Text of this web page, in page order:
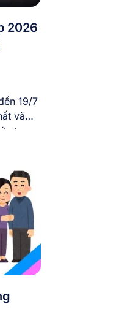
2026
19/7
và
trong
tài,
tại 16